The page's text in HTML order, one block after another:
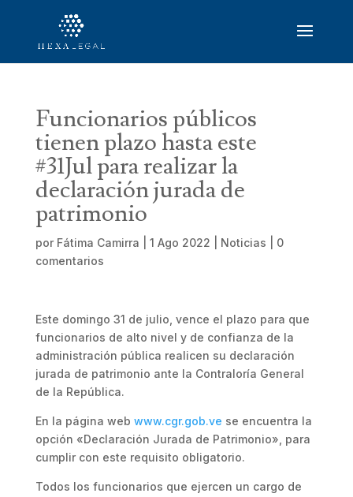
Funcionarios públicos
tienen plazo hasta este
#31Jul para realizar la
declaración jurada de
patrimonio
por Fátima Camirra 1 Ago 2022 Noticias
0
comentarios
Este domingo 31 de julio, vence el plazo para que
funcionarios de alto nivel y de confianza de la
administración pública realicen su declaración
jurada de patrimonio ante la Contraloría General
de la República.
En la página web www.cgr.gob.ve se encuentra la
opción «Declaración Jurada de Patrimonio», para
cumplir con este requisito obligatorio.
Todos los funcionarios que ejercen un cargo de